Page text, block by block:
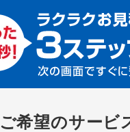
ご希望のサービ